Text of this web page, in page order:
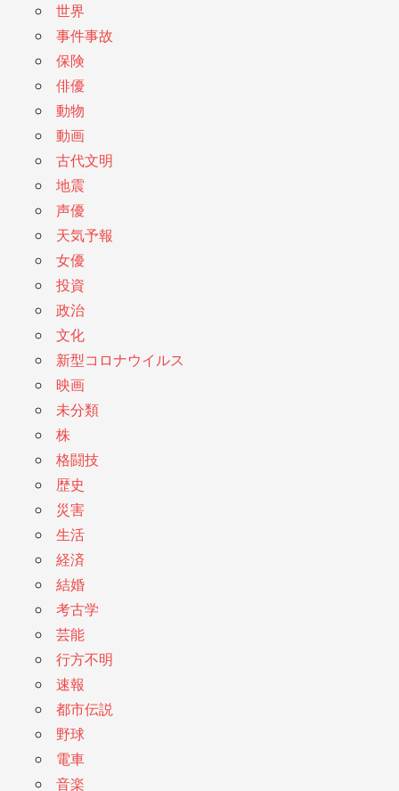
世界
事件事故
保険
俳優
動物
動画
古代文明
地震
声優
天気予報
女優
投資
政治
文化
新型コロナウイルス
映画
未分類
株
格闘技
歴史
災害
生活
経済
結婚
考古学
芸能
行方不明
速報
都市伝説
野球
電車
音楽